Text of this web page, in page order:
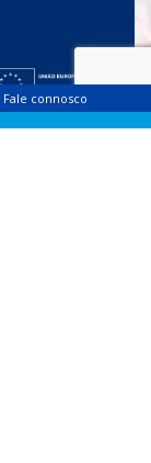
Fale connosco